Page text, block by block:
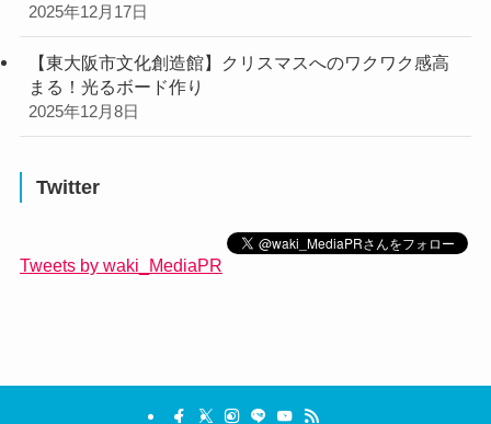
2025年12月17日
【東大阪市文化創造館】クリスマスへのワクワク感高
まる！光るボード作り
2025年12月8日
Twitter
Tweets by waki_MediaPR